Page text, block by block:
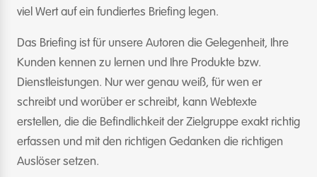
viel Wert auf ein fundiertes Briefing legen.
Das Briefing ist für unsere Autoren die Gelegenheit, Ihre
Kunden kennen zu lernen und Ihre Produkte bzw.
Dienstleistungen. Nur wer genau weiß, für wen er
schreibt und worüber er schreibt, kann Webtexte
erstellen, die die Befindlichkeit der Zielgruppe exakt richtig
erfassen und mit den richtigen Gedanken die richtigen
Auslöser setzen.